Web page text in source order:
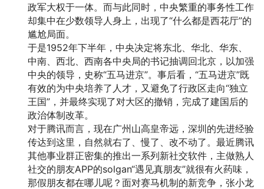
政军大权于一体。而与此同时，中央繁重的事务性工作
却集中在少数领导人身上，出现了“什么都是西花厅”的
尴尬局面。
于是1952年下半年，中央决定将东北、华北、华东、
中南、西北、西南各中央局的书记抽调回北京，以加强
中央的领导，史称“五马进京”。事后看，“五马进京”既
有效的为中央培养了人才，又避免了行政区走向“独立
王国”，并最终实现了对大区的撤销，完成了建国后的
政治体制改革。
对于腾讯而言，现在广州山高皇帝远，深圳的先进经验
传达到这里，自然就右了、慢了、改不动了。最近腾讯
其他事业群正密集的推出一系列新社交软件，主做熟人
社交的朋友APP的solgan“遇见真朋友”就很有火药味，
那假朋友都在哪儿呢？面对赛马机制的新竞争，张小龙